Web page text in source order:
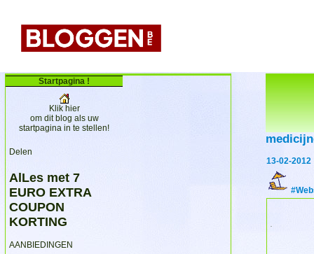
Startpagina !
Klik hier
om dit blog als uw
startpagina in te stellen!
Delen
AlLes met 7
EURO EXTRA
COUPON
KORTING
AANBIEDINGEN
13-02-2012